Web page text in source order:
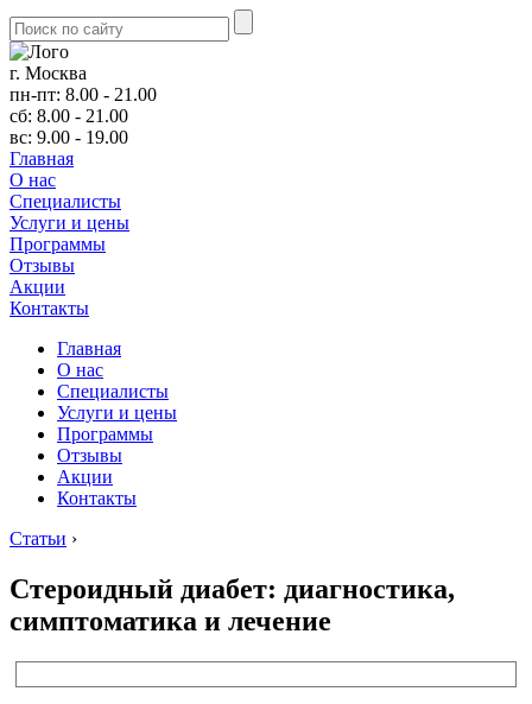
г. Москва
пн-пт: 8.00 - 21.00
сб: 8.00 - 21.00
вс: 9.00 - 19.00
Главная
О нас
Cпециалисты
Услуги и цены
Программы
Отзывы
Акции
Контакты
Главная
О нас
Cпециалисты
Услуги и цены
Программы
Отзывы
Акции
Контакты
Статьи ›
Стероидный диабет: диагностика,
симптоматика и лечение